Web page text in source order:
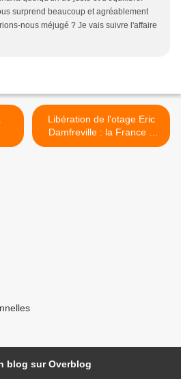
surprend beaucoup et agréablement
nous méjugé ? Je vais suivre l'affaire
Libération de l'otage Eric
Damfreville : la France a
négocié >
blog sur Overblog